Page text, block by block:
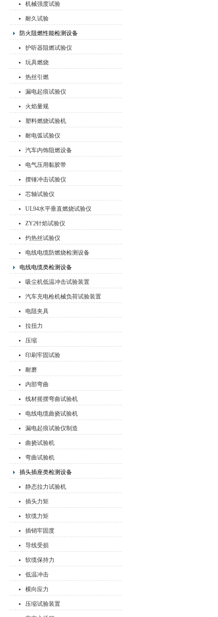
机械强度试验
耐久试验
防火阻燃性能检测设备
护听器阻燃试验仪
玩具燃烧
热丝引燃
漏电起痕试验仪
火焰量规
塑料燃烧试验机
耐电弧试验仪
汽车内饰阻燃设备
电气压用黏胶带
摆锤冲击试验仪
芯轴试验仪
UL94水平垂直燃烧试验仪
ZY2针焰试验仪
灼热丝试验仪
电线电缆防燃烧检测设备
电线电缆类检测设备
吸尘机低温冲击试验装置
汽车充电枪机械负荷试验装置
电阻夹具
拉扭力
压缩
印刷牢固试验
耐磨
内部弯曲
线材摇摆弯曲试验机
电线电缆曲挠试验机
漏电起痕试验仪制造
曲挠试验机
弯曲试验机
插头插座类检测设备
静态拉力试验机
插头力矩
软缆力矩
插销牢固度
导线受损
软缆保持力
低温冲击
横向应力
压缩试验装置